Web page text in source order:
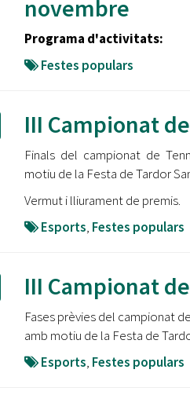
novembre
Programa d'activitats:
Festes populars
III Campionat
Finals del campionat de
motiu de la Festa de Tardor
Vermut i lliurament de premis.
Esports, Festes populars
III Campionat
Fases prèvies del campionat
amb motiu de la Festa de
Esports, Festes populars